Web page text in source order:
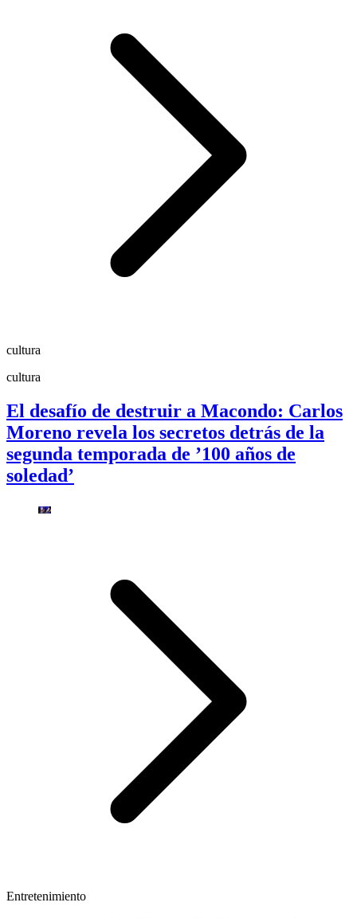
cultura
cultura
El desafío de destruir a Macondo: Carlos
Moreno revela los secretos detrás de la
segunda temporada de ’100 años de
soledad’
Entretenimiento